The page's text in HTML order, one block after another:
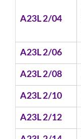
A23L 2/04
A23L 2/06
A23L 2/08
A23L 2/10
A23L 2/12